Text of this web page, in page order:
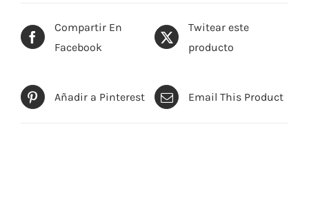
Compartir En
Facebook
Twitear este
producto
Añadir a Pinterest Email This Product